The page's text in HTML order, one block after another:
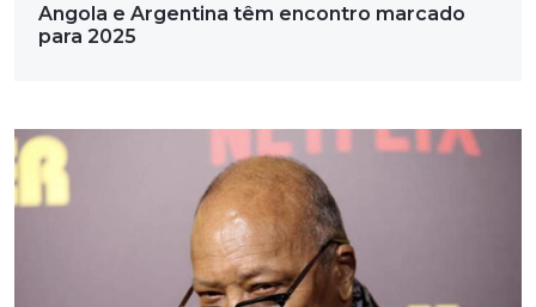
Angola e Argentina têm encontro marcado
para 2025